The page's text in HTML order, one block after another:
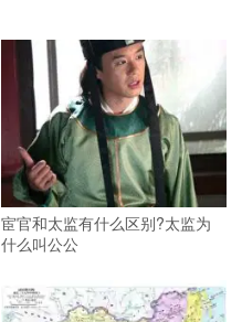
宦官和太监有什么区别?太监为
什么叫公公